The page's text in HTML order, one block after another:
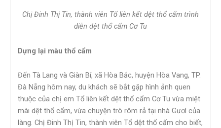
Chị Đinh Thị Tin, thành viên Tổ liên kết dệt thổ cẩm trình
diễn dệt thổ cẩm Cơ Tu
Dựng lại màu thổ cẩm
Đến Tà Lang và Giàn Bí, xã Hòa Bắc, huyện Hòa Vang, TP.
Đà Nẵng hôm nay, du khách sẽ bắt gặp hình ảnh quen
thuộc của chị em Tổ liên kết dệt thổ cẩm Cơ Tu vừa miệt
mài dệt thổ cẩm, vừa chuyện trò rôm rả tại nhà Gươl của
làng. Chị Đinh Thị Tin, thành viên Tổ dệt thổ cẩm cho biết,